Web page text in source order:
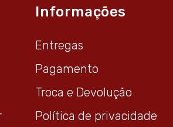
Informações
Entregas
Pagamento
Troca e Devolução
Política de privacidade